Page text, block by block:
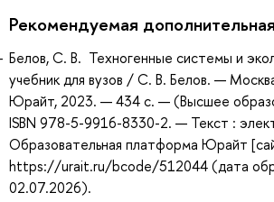
Рекомендуемая
Белов, С. В. Техногенные системы и
учебник для вузов / С. В. Белов. —
Юрайт, 2023. — 434 с. — (Высшее
ISBN 978-5-9916-8330-2. — Текст :
Образовательная платформа Юрайт
https://urait.ru/bcode/512044 (дата
02.07.2026).